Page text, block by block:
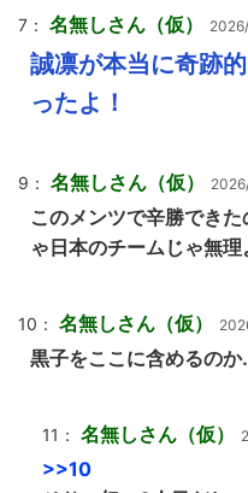
7： 名無しさん（仮）
誠凛が本当に奇跡
ったよ！
9： 名無しさん（仮）
このメンツで辛勝でき
ゃ日本のチームじゃ無理
10： 名無しさん（仮）
黒子をここに含めるの
11： 名無しさん（仮）
>>10